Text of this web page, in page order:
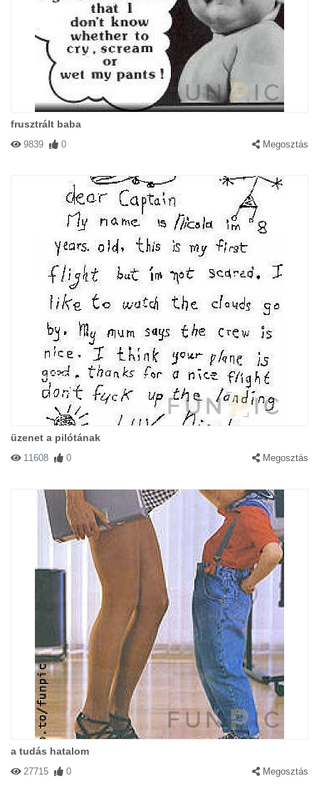
frusztrált baba
9839 0 Megosztás
üzenet a pilótának
11608 0 Megosztás
a tudás hatalom
27715 0 Megosztás